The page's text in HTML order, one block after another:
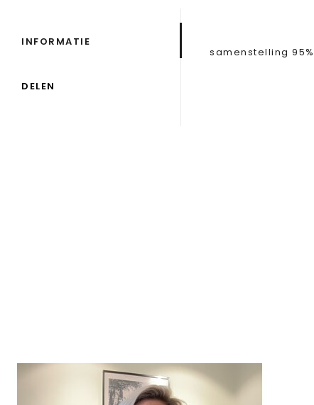
INFORMATIE
DELEN
samenstelling